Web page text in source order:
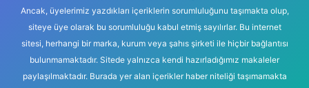
Ancak, üyelerimiz yazdıkları içeriklerin sorumluluğunu taşımakta olup,
siteye üye olarak bu sorumluluğu kabul etmiş sayılırlar. Bu internet
sitesi, herhangi bir marka, kurum veya şahıs şirketi ile hiçbir bağlantısı
bulunmamaktadır. Sitede yalnızca kendi hazırladığımız makaleler
paylaşılmaktadır. Burada yer alan içerikler haber niteliği taşımamakta